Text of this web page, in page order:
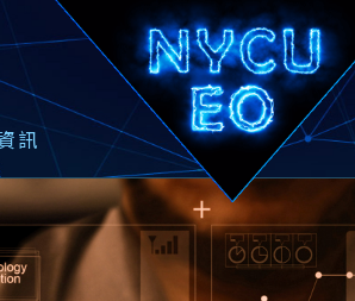
訊
國立陽明交通大學光電工程學系